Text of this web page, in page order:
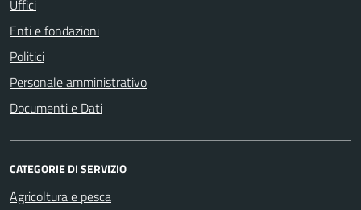
Uffici
Enti e fondazioni
Politici
Personale amministrativo
Documenti e Dati
CATEGORIE DI SERVIZIO
Agricoltura e pesca